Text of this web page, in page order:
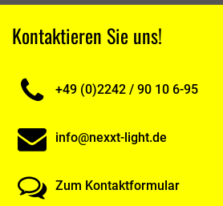
Kontaktieren Sie uns!
+49 (0)2242 / 90 10 6-95
info@nexxt-light.de
Zum Kontaktformular